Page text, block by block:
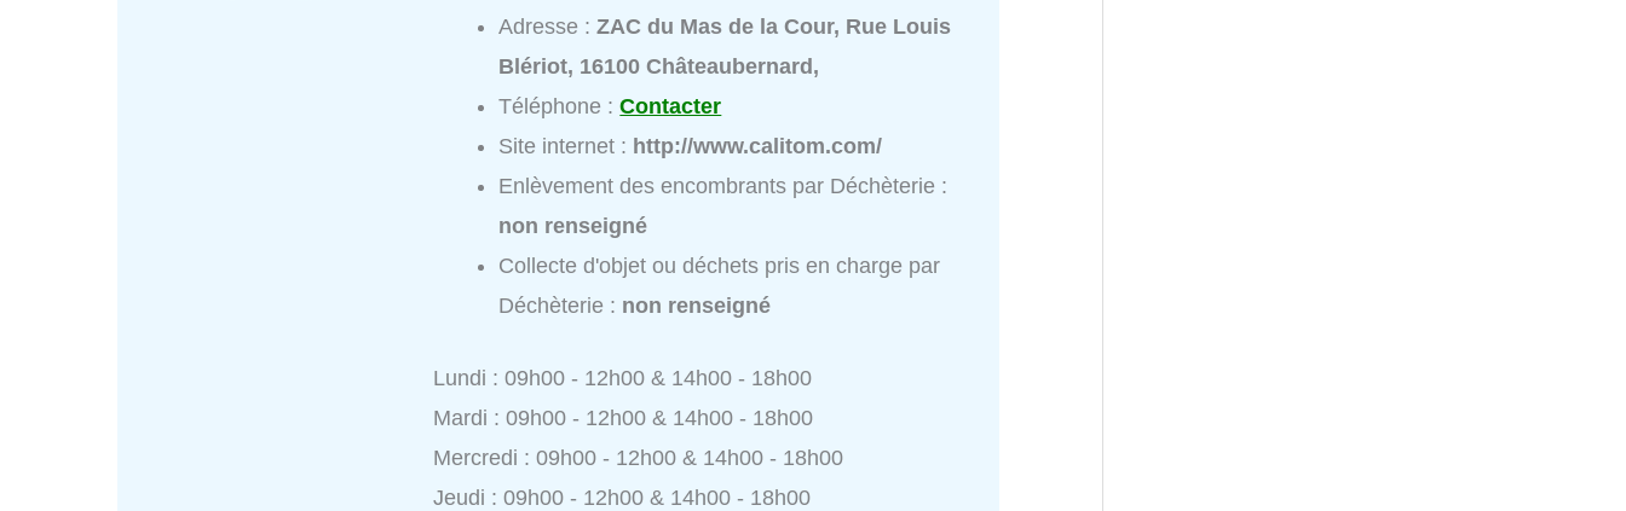
Adresse :ZAC du Mas de la Cour, Rue Louis
Blériot, 16100 Châteaubernard,
Téléphone :Contacter
Site internet : http://www.calitom.com/
Enlèvement des encombrants par Déchèterie :
non renseigné
Collecte d'objet ou déchets pris en charge par
Déchèterie : non renseigné
Lundi : 09h00 - 12h00 & 14h00 - 18h00
Mardi : 09h00 - 12h00 & 14h00 - 18h00
Mercredi : 09h00 - 12h00 & 14h00 - 18h00
Jeudi : 09h00 - 12h00 & 14h00 - 18h00